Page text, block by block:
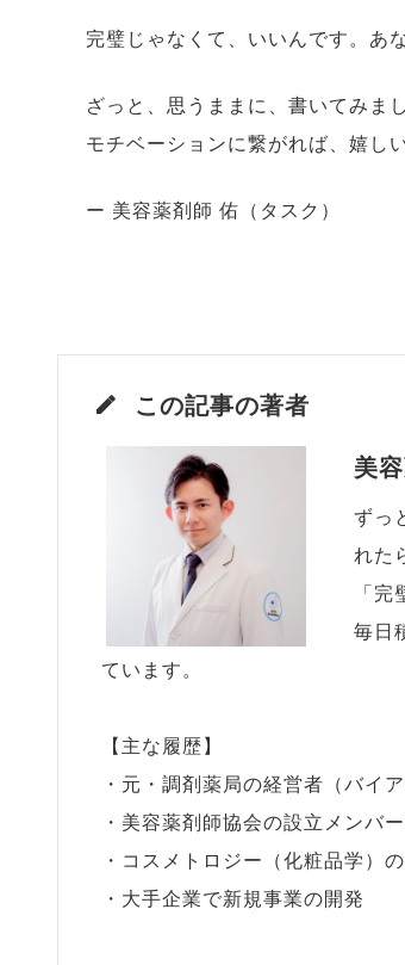
完璧じゃなくて、いいんです。あ
ざっと、思うままに、書いてみま
モチベーションに繋がれば、嬉し
ー 美容薬剤師 佑（タスク）
この記事の著者
美
ずっ
れた
「
毎日
ています。
【主な履歴】
・元・調剤薬局の経営者（バイア
・美容薬剤師協会の設立メンバー
・コスメトロジー（化粧品学）
・大手企業で新規事業の開発